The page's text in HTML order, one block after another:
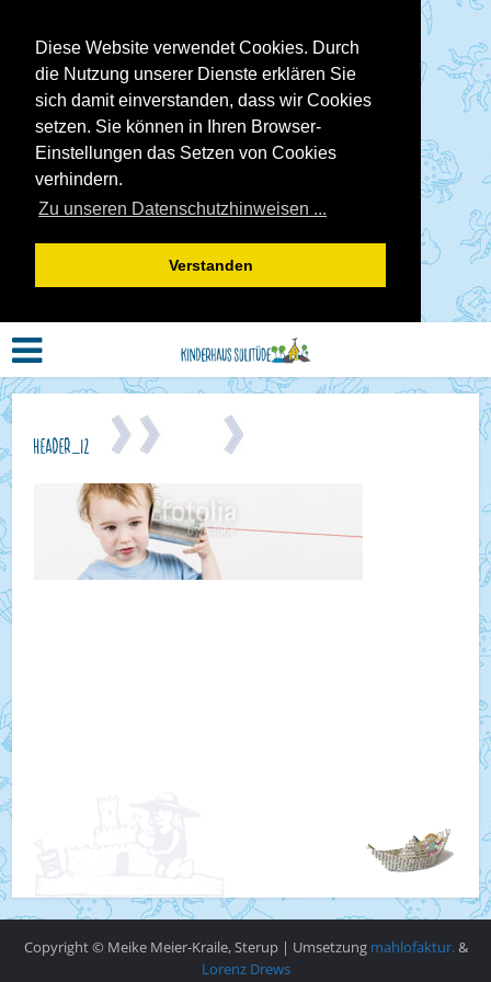
Diese Website verwendet Cookies. Durch
die Nutzung unserer Dienste erklären Sie
sich damit einverstanden, dass wir Cookies
setzen. Sie können in Ihren Browser-
Einstellungen das Setzen von Cookies
verhindern.
Zu unseren Datenschutzhinweisen ...
Verstanden
Header_12
Copyright © Meike Meier-Kraile, Sterup | Umsetzung mahlofaktur.&
Lorenz Drews